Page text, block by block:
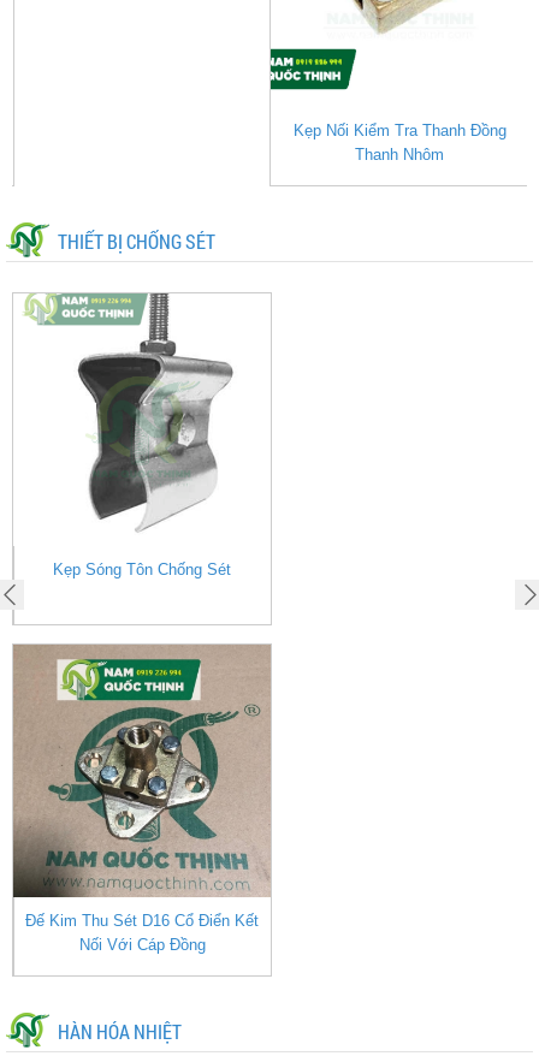
Kẹp Nối Kiểm Tra Thanh Đồng
Thanh Nhôm
THIẾT BỊ CHỐNG SÉT
Kẹp Sóng Tôn Chống Sét
Đế Kim Thu Sét D16 Cổ Điển Kết
Nối Với Cáp Đồng
HÀN HÓA NHIỆT